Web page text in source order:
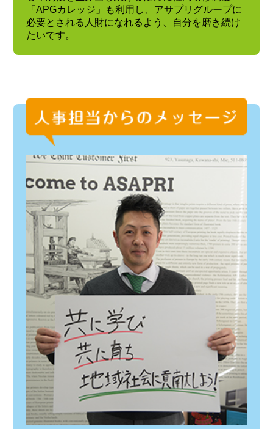
「APGカレッジ」も利用し、アサプリグループに
必要とされる人財になれるよう、自分を磨き続け
たいです。